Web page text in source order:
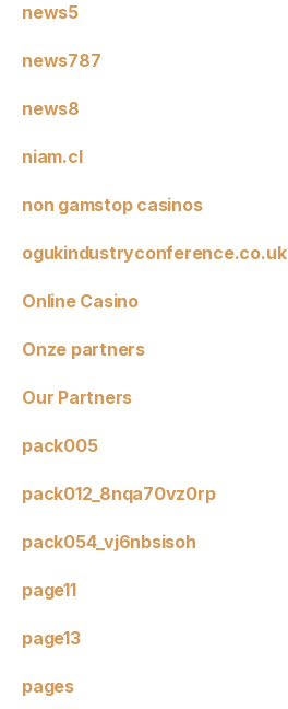
news5
news787
news8
niam.cl
non gamstop casinos
ogukindustryconference.co.uk
Online Casino
Onze partners
Our Partners
pack005
pack012_8nqa70vz0rp
pack054_vj6nbsisoh
page11
page13
pages